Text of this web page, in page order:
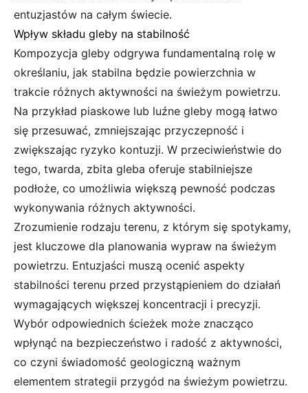
entuzjastów na całym świecie.
Wpływ składu gleby na stabilność
Kompozycja gleby odgrywa fundamentalną rolę w
określaniu, jak stabilna będzie powierzchnia w
trakcie różnych aktywności na świeżym powietrzu.
Na przykład piaskowe lub luźne gleby mogą łatwo
się przesuwać, zmniejszając przyczepność i
zwiększając ryzyko kontuzji. W przeciwieństwie do
tego, twarda, zbita gleba oferuje stabilniejsze
podłoże, co umożliwia większą pewność podczas
wykonywania różnych aktywności.
Zrozumienie rodzaju terenu, z którym się spotykamy,
jest kluczowe dla planowania wypraw na świeżym
powietrzu. Entuzjaści muszą ocenić aspekty
stabilności terenu przed przystąpieniem do działań
wymagających większej koncentracji i precyzji.
Wybór odpowiednich ścieżek może znacząco
wpłynąć na bezpieczeństwo i radość z aktywności,
co czyni świadomość geologiczną ważnym
elementem strategii przygód na świeżym powietrzu.